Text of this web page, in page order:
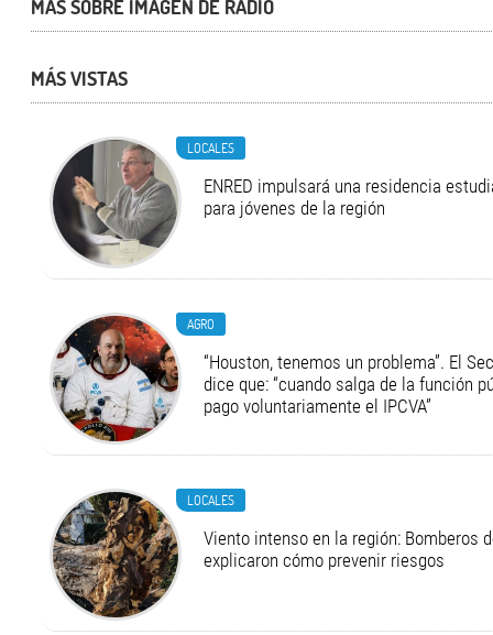
MÁS SOBRE IMAGEN DE RADIO
MÁS VISTAS
LOCALES
ENRED impulsará una residencia
para jóvenes de la región
AGRO
“Houston, tenemos un problema”. El
dice que: “cuando salga de la función
pago voluntariamente el IPCVA”
LOCALES
Viento intenso en la región: Bomberos
explicaron cómo prevenir riesgos